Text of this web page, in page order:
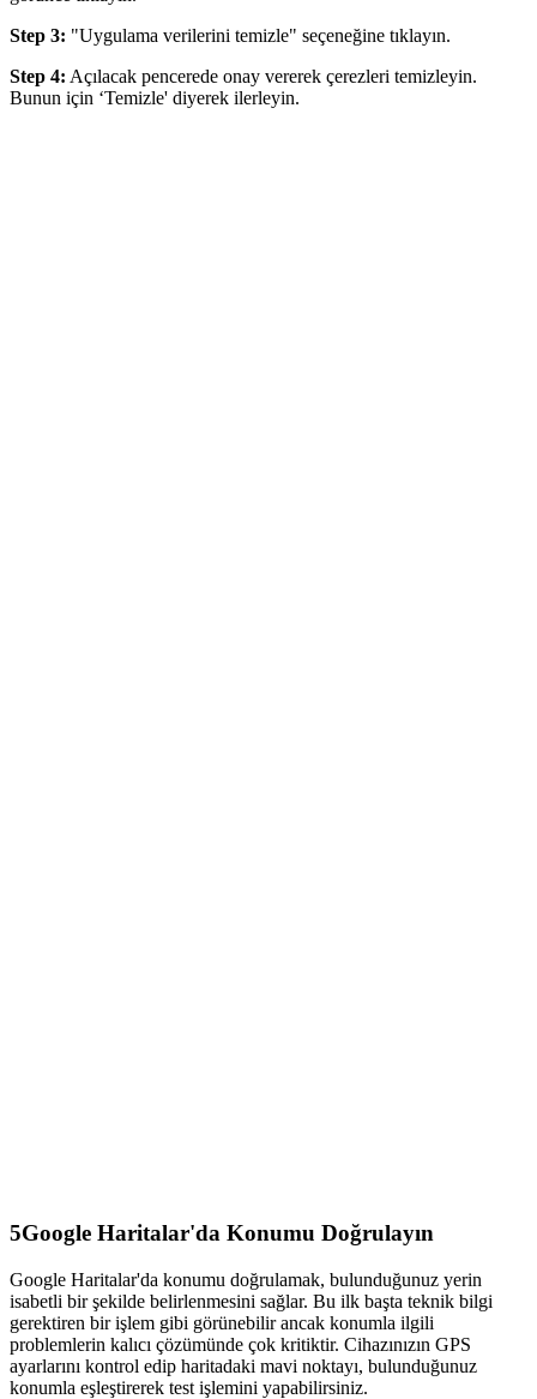
Step 3: "Uygulama verilerini temizle" seçeneğine tıklayın.
Step 4: Açılacak pencerede onay vererek çerezleri temizleyin.
Bunun için ‘Temizle' diyerek ilerleyin.
5Google Haritalar'da Konumu Doğrulayın
Google Haritalar'da konumu doğrulamak, bulunduğunuz yerin
isabetli bir şekilde belirlenmesini sağlar. Bu ilk başta teknik bilgi
gerektiren bir işlem gibi görünebilir ancak konumla ilgili
problemlerin kalıcı çözümünde çok kritiktir. Cihazınızın GPS
ayarlarını kontrol edip haritadaki mavi noktayı, bulunduğunuz
konumla eşleştirerek test işlemini yapabilirsiniz.